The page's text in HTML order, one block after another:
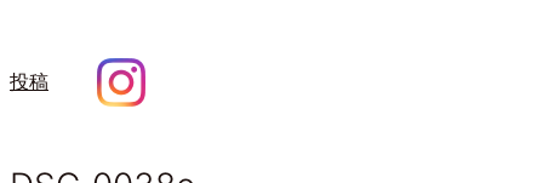
投稿